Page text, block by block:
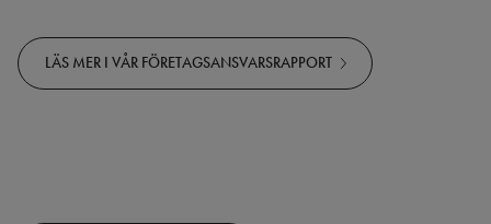
LÄS MER I VÅR FÖRETAGSANSVARSRAPPORT